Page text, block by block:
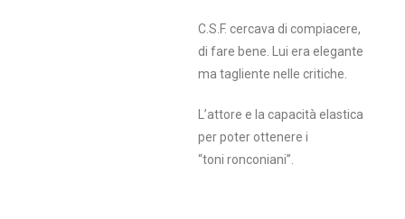
C.S.F. cercava di compiacere,
di fare bene. Lui era elegante
ma tagliente nelle critiche.
L’attore e la capacità elastica
per poter ottenere i
“toni ronconiani”.